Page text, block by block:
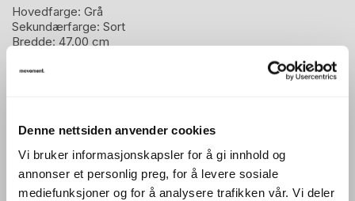
Denne nettsiden anvender cookies
Vi bruker informasjonskapsler for å gi innhold og
annonser et personlig preg, for å levere sosiale
mediefunksjoner og for å analysere trafikken vår. Vi deler
Hovedfarge: Grå
Sekundærfarge: Sort
Bredde: 47.00 cm
Dybde:
Beskrivelse
Mood 4 legs er en praktisk og funksjonell konferansestol